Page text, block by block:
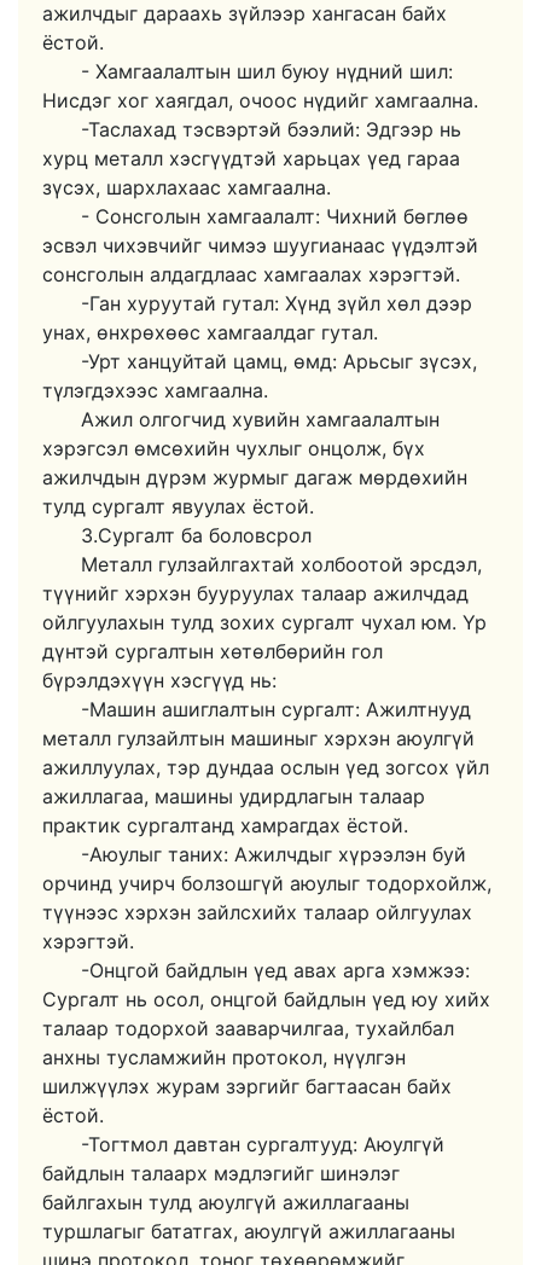
ажилчдыг дараахь зүйлээр хангасан байх
ёстой.
- Хамгаалалтын шил буюу нүдний шил:
Нисдэг хог хаягдал, очоос нүдийг хамгаална.
-Таслахад тэсвэртэй бээлий: Эдгээр нь
хурц металл хэсгүүдтэй харьцах үед гараа
зүсэх, шархлахаас хамгаална.
- Сонсголын хамгаалалт: Чихний бөглөө
эсвэл чихэвчийг чимээ шуугианаас үүдэлтэй
сонсголын алдагдлаас хамгаалах хэрэгтэй.
-Ган хуруутай гутал: Хүнд зүйл хөл дээр
унах, өнхрөхөөс хамгаалдаг гутал.
-Урт ханцуйтай цамц, өмд: Арьсыг зүсэх,
түлэгдэхээс хамгаална.
Ажил олгогчид хувийн хамгаалалтын
хэрэгсэл өмсөхийн чухлыг онцолж, бүх
ажилчдын дүрэм журмыг дагаж мөрдөхийн
тулд сургалт явуулах ёстой.
3.Сургалт ба боловсрол
Металл гулзайлгахтай холбоотой эрсдэл,
түүнийг хэрхэн бууруулах талаар ажилчдад
ойлгуулахын тулд зохих сургалт чухал юм. Үр
дүнтэй сургалтын хөтөлбөрийн гол
бүрэлдэхүүн хэсгүүд нь:
-Машин ашиглалтын сургалт: Ажилтнууд
металл гулзайлтын машиныг хэрхэн аюулгүй
ажиллуулах, тэр дундаа ослын үед зогсох үйл
ажиллагаа, машины удирдлагын талаар
практик сургалтанд хамрагдах ёстой.
-Аюулыг таних: Ажилчдыг хүрээлэн буй
орчинд учирч болзошгүй аюулыг тодорхойлж,
түүнээс хэрхэн зайлсхийх талаар ойлгуулах
хэрэгтэй.
-Онцгой байдлын үед авах арга хэмжээ:
Сургалт нь осол, онцгой байдлын үед юу хийх
талаар тодорхой зааварчилгаа, тухайлбал
анхны тусламжийн протокол, нүүлгэн
шилжүүлэх журам зэргийг багтаасан байх
ёстой.
-Тогтмол давтан сургалтууд: Аюулгүй
байдлын талаарх мэдлэгийг шинэлэг
байлгахын тулд аюулгүй ажиллагааны
туршлагыг бататгах, аюулгүй ажиллагааны
шинэ протокол, тоног төхөөрөмжийг